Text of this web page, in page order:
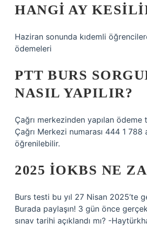
HANGI AY
Haziran sonunda kıdemli
ödemeleri
PTT BURS
NASIL YAPILIR?
Çağrı merkezinden yapılan ödeme
Çağrı Merkezi numarası 444 1 788
öğrenilebilir.
2025 İOKBS NE
Burs testi bu yıl 27 Nisan 2025’te
Burada paylaşın! 3 gün önce
sınav tarihi açıklandı mı? -